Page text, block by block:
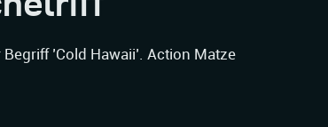
’Cold Hawaii’. Action Matze